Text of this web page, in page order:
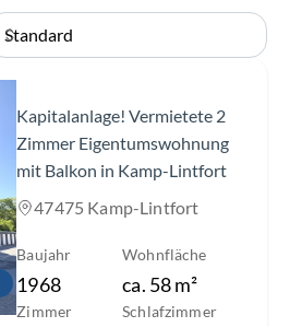
Kapitalanlage! Vermietete 2
Zimmer Eigentumswohnung
mit Balkon in Kamp-Lintfort
47475 Kamp-Lintfort
Baujahr
1968
Wohnfläche
ca. 58m²
Zimmer Schlafzimmer